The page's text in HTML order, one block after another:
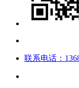
联系电话：